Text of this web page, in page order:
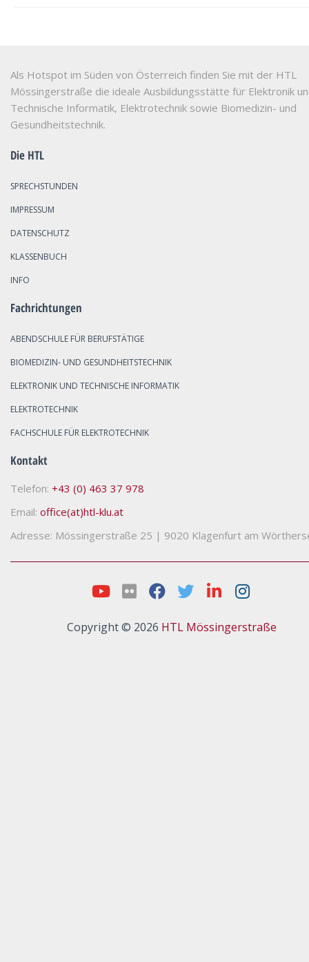
Als Hotspot im Süden von Österreich finden Sie mit der HTL
Mössingerstraße die ideale Ausbildungsstätte für Elektronik
Technische Informatik, Elektrotechnik sowie Biomedizin- und
Gesundheitstechnik.
Die HTL
SPRECHSTUNDEN
IMPRESSUM
DATENSCHUTZ
KLASSENBUCH
INFO
Fachrichtungen
ABENDSCHULE FÜR BERUFSTÄTIGE
BIOMEDIZIN- UND GESUNDHEITSTECHNIK
ELEKTRONIK UND TECHNISCHE INFORMATIK
ELEKTROTECHNIK
FACHSCHULE FÜR ELEKTROTECHNIK
Kontakt
Telefon: +43 (0) 463 37 978
Email: office(at)htl-klu.at
Adresse: Mössingerstraße 25 | 9020 Klagenfurt am
Copyright © 2026 HTL Mössingerstraße